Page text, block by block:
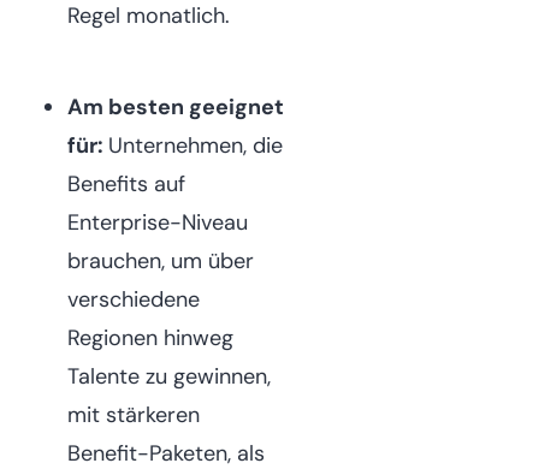
Regel monatlich.
Am besten geeignet
für: Unternehmen, die
Benefits auf
Enterprise-Niveau
brauchen, um über
verschiedene
Regionen hinweg
Talente zu gewinnen,
mit stärkeren
Benefit-Paketen, als